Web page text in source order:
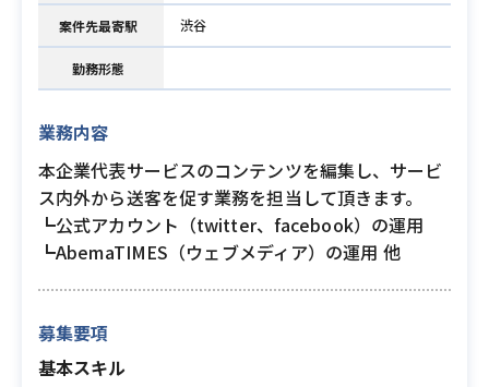
案件先最寄駅 渋谷
勤務形態
業務内容
本企業代表サービスのコンテンツを編集し、サービ
ス内外から送客を促す業務を担当して頂きます。
┗公式アカウント（twitter、facebook）の運用
┗AbemaTIMES（ウェブメディア）の運用 他
募集要項
基本スキル